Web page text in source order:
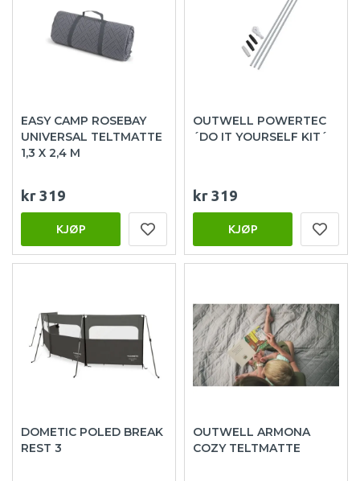
EASY CAMP ROSEBAY
UNIVERSAL TELTMATTE
1,3 X 2,4 M
kr 319
KJØP
OUTWELL POWERTEC
´DO IT YOURSELF KIT´
kr 319
KJØP
DOMETIC POLED BREAK
REST 3
OUTWELL ARMONA
COZY TELTMATTE